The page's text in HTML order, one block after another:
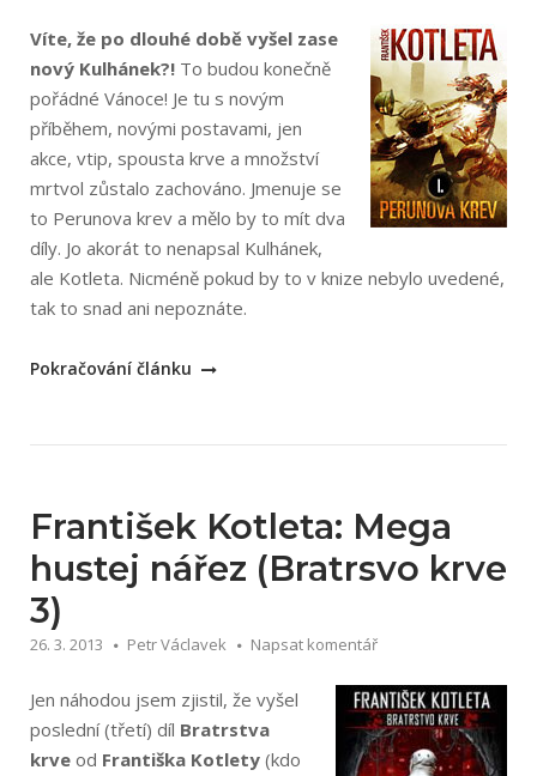
Víte, že po dlouhé době vyšel zase
nový Kulhánek?! To budou konečně
pořádné Vánoce! Je tu s novým
příběhem, novými postavami, jen
akce, vtip, spousta krve a množství
mrtvol zůstalo zachováno. Jmenuje se
to Perunova krev a mělo by to mít dva
díly. Jo akorát to nenapsal Kulhánek,
ale Kotleta. Nicméně pokud by to v knize nebylo uvedené,
tak to snad ani nepoznáte.
„František
Pokračování článku
František Kotleta: Mega
hustej nářez (Bratrsvo krve
3)
26. 3. 2013 Petr Václavek Napsat komentář
Jen náhodou jsem zjistil, že vyšel
poslední (třetí) díl Bratrstva
krve od Františka Kotlety (kdo